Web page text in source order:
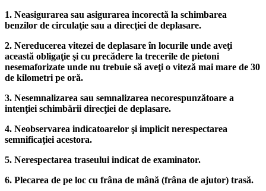
1. Neasigurarea sau asigurarea incorectă la schimbarea
benzilor de circulaţie sau a direcţiei de deplasare.
2. Nereducerea vitezei de deplasare în locurile unde aveţi
această obligaţie şi cu precădere la trecerile de pietoni
nesemaforizate unde nu trebuie să aveţi o viteză mai mare de 30
de kilometri pe oră.
3. Nesemnalizarea sau semnalizarea necorespunzătoare a
intenţiei schimbării direcţiei de deplasare.
4. Neobservarea indicatoarelor şi implicit nerespectarea
semnificaţiei acestora.
5. Nerespectarea traseului indicat de examinator.
6. Plecarea de pe loc cu frâna de mână (frâna de ajutor) trasă.